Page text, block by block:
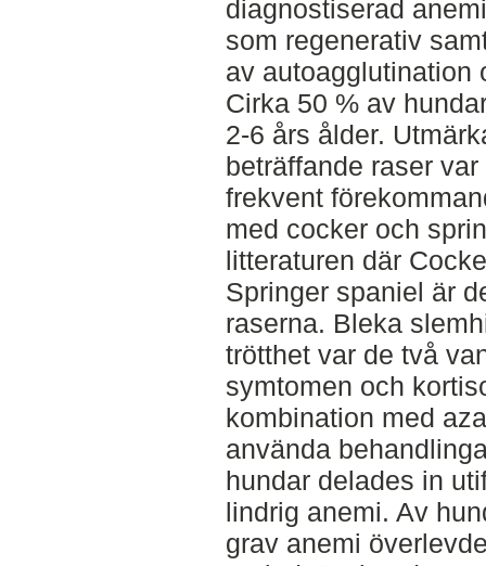
diagnostiserad
som regenerativ
av autoagglutination
Cirka 50 % av
2-6 års ålder.
beträffande raser
frekvent
med cocker och
litteraturen där
Springer spaniel är
raserna. Bleka
trötthet var de två
symtomen och
kombination med
använda
hundar delades in
lindrig anemi. Av
grav anemi